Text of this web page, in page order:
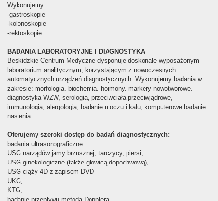
Wykonujemy :
-gastroskopie
-kolonoskopie
-rektoskopie.
BADANIA LABORATORYJNE I DIAGNOSTYKA
Beskidzkie Centrum Medyczne dysponuje doskonale wyposażonym
laboratorium analitycznym, korzystającym z nowoczesnych
automatycznych urządzeń diagnostycznych. Wykonujemy badania w
zakresie: morfologia, biochemia, hormony, markery nowotworowe,
diagnostyka WZW, serologia, przeciwciała przeciwjądrowe,
immunologia, alergologia, badanie moczu i kału, komputerowe badanie
nasienia.
Oferujemy szeroki dostęp do badań diagnostycznych:
badania ultrasonograficzne:
USG narządów jamy brzusznej, tarczycy, piersi,
USG ginekologiczne (także głowicą dopochwową),
USG ciąży 4D z zapisem DVD
UKG,
KTG,
badanie przepływu metodą Dopplera,